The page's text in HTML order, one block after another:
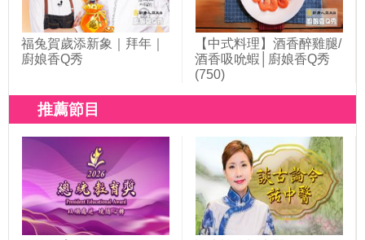
福兔賀歲添新象｜拜年｜
廚娘香Q秀
【中式料理】酒香醉雞腿/
酒香吸吮蝦│廚娘香Q秀
(750)
推薦節目